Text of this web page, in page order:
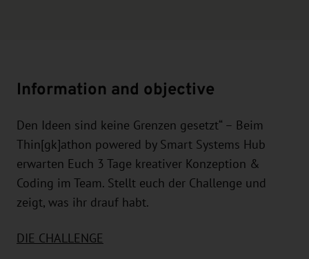
Information and objective
Den Ideen sind keine Grenzen gesetzt“ – Beim
Thin[gk]athon powered by Smart Systems Hub
erwarten Euch 3 Tage kreativer Konzeption &
Coding im Team. Stellt euch der Challenge und
zeigt, was ihr drauf habt.
DIE CHALLENGE